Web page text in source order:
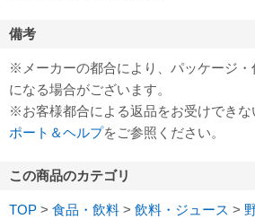
備考
※メーカーの都合により、パッケージ・
になる場合がございます。
※お客様都合による返品をお受けできな
ポート＆ヘルプをご参照ください。
この商品のカテゴリ
TOP > 食品・飲料 > 飲料・ジュース >